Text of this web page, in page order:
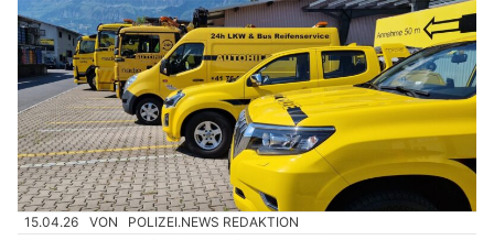
15.04.26 VON POLIZEI.NEWS REDAKTION